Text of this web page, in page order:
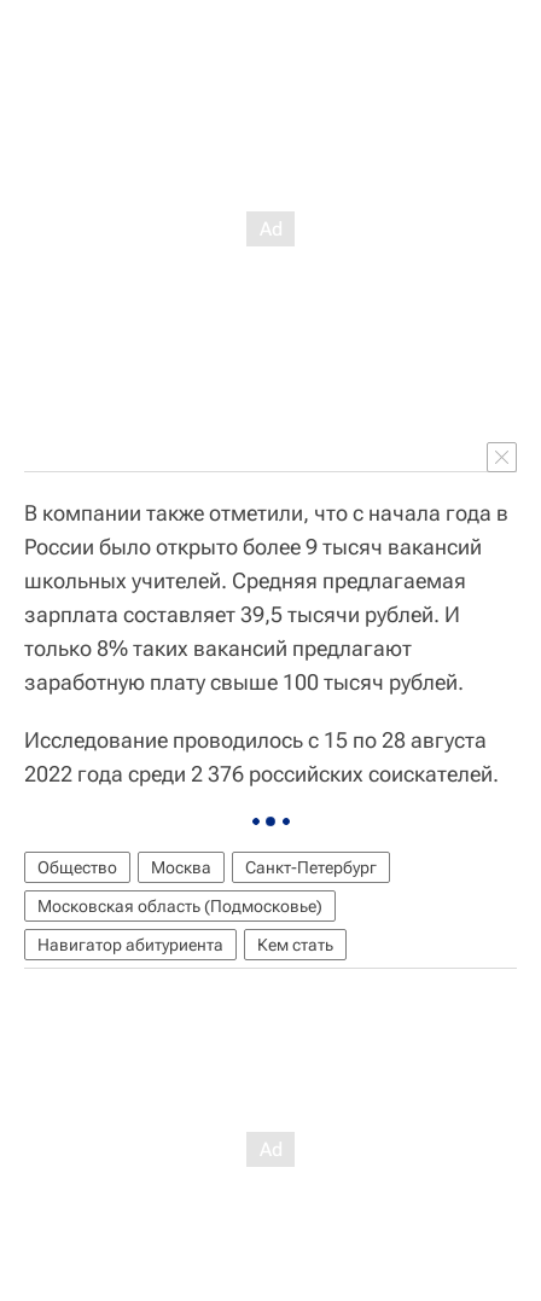
В компании также отметили, что с начала года в
России было открыто более 9 тысяч вакансий
школьных учителей. Средняя предлагаемая
зарплата составляет 39,5 тысячи рублей. И
только 8% таких вакансий предлагают
заработную плату свыше 100 тысяч рублей.
Исследование проводилось с 15 по 28 августа
2022 года среди 2 376 российских соискателей.
Общество Москва
Санкт-Петербург
Московская область (Подмосковье)
Навигатор абитуриента
Кем стать